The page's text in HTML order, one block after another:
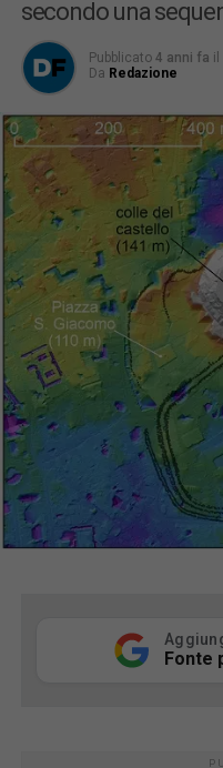
secondo una
Pubblicato 4 anni fa il
Da Redazione
Fonte